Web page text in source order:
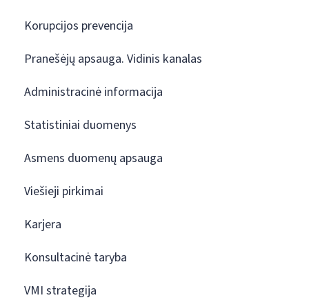
Korupcijos prevencija
Pranešėjų apsauga. Vidinis kanalas
Administracinė informacija
Statistiniai duomenys
Asmens duomenų apsauga
Viešieji pirkimai
Karjera
Konsultacinė taryba
VMI strategija